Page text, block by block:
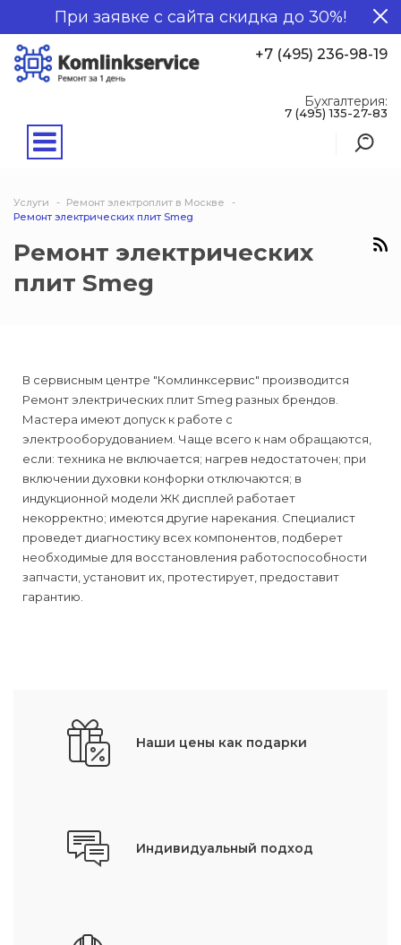
При заявке с сайта скидка до 30%!
+7 (495) 236-98-19
Бухгалтерия:
7 (495) 135-27-83
Услуги
Ремонт электроплит в Москве
Ремонт электрических плит Smeg
Ремонт электрических
плит Smeg
В сервисным центре "Комлинксервис" производится
Ремонт электрических плит Smeg разных брендов.
Мастера имеют допуск к работе с
электрооборудованием. Чаще всего к нам обращаются,
если: техника не включается; нагрев недостаточен; при
включении духовки конфорки отключаются; в
индукционной модели ЖК дисплей работает
некорректно; имеются другие нарекания. Специалист
проведет диагностику всех компонентов, подберет
необходимые для восстановления работоспособности
запчасти, установит их, протестирует, предоставит
гарантию.
Наши цены как подарки
Индивидуальный подход